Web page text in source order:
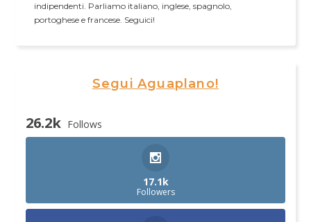
indipendenti. Parliamo italiano, inglese, spagnolo,
portoghese e francese. Seguici!
Segui Aguaplano!
26.2k Follows
17.1k
Followers